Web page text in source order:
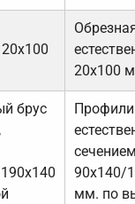
20х100
20х100
брус
,
90х140/
мм. по